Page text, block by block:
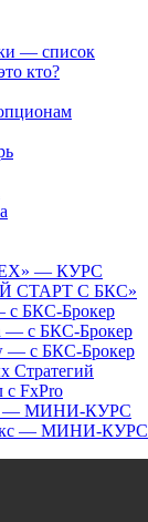
— список
кто?
— КУРС
СТАРТ С БКС»
с БКС-Брокер
— с БКС-Брокер
— с БКС-Брокер
Стратегий
FxPro
— МИНИ-КУРС
— МИНИ-КУРС